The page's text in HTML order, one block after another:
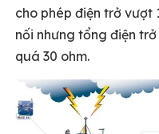
cho phép điện trở vượt
nối nhưng tổng điện
quá 30 ohm.